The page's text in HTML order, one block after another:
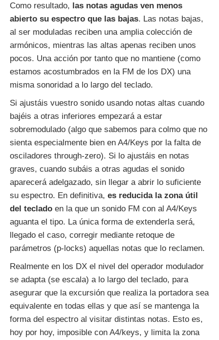
Como resultado, las notas agudas ven menos
abierto su espectro que las bajas. Las notas bajas,
al ser moduladas reciben una amplia colección de
armónicos, mientras las altas apenas reciben unos
pocos. Una acción por tanto que no mantiene (como
estamos acostumbrados en la FM de los DX) una
misma sonoridad a lo largo del teclado.
Si ajustáis vuestro sonido usando notas altas cuando
bajéis a otras inferiores empezará a estar
sobremodulado (algo que sabemos para colmo que no
sienta especialmente bien en A4/Keys por la falta de
osciladores through-zero). Si lo ajustáis en notas
graves, cuando subáis a otras agudas el sonido
aparecerá adelgazado, sin llegar a abrir lo suficiente
su espectro. En definitiva, es reducida la zona útil
del teclado en la que un sonido FM con al A4/Keys
aguanta el tipo. La única forma de extenderla será,
llegado el caso, corregir mediante retoque de
parámetros (p-locks) aquellas notas que lo reclamen.
Realmente en los DX el nivel del operador modulador
se adapta (se escala) a lo largo del teclado, para
asegurar que la excursión que realiza la portadora sea
equivalente en todas ellas y que así se mantenga la
forma del espectro al visitar distintas notas. Esto es,
hoy por hoy, imposible con A4/keys, y limita la zona